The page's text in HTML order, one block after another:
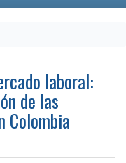
laboral:
de las
Colombia